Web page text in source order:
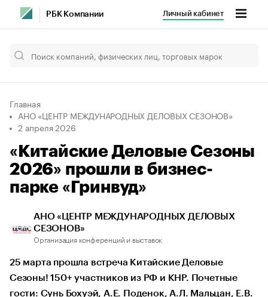
РБК Компании Личный кабинет
Главная
АНО «ЦЕНТР МЕЖДУНАРОДНЫХ ДЕЛОВЫХ СЕЗОНОВ»
2 апреля 2026
«Китайские Деловые Сезоны
2026» прошли в бизнес-
парке «Гринвуд»
АНО «ЦЕНТР МЕЖДУНАРОДНЫХ ДЕЛОВЫХ
СЕЗОНОВ»
Организация конференций и выставок
25 марта прошла встреча Китайские Деловые
Сезоны! 150+ участников из РФ и КНР. Почетные
гости: Сунь Бохуэй, А.Е. Поденок, А.Л. Мальцан, Е.В.